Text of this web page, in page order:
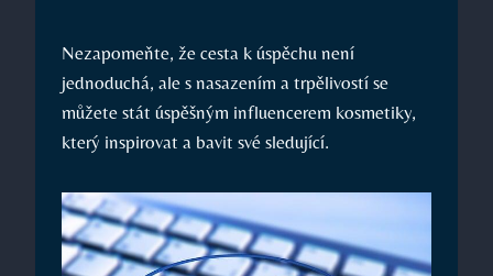
Nezapomeňte, že cesta k úspěchu není
jednoduchá, ale s nasazením a trpělivostí se
můžete stát úspěšným influencerem kosmetiky,
který inspirovat a bavit své sledující.